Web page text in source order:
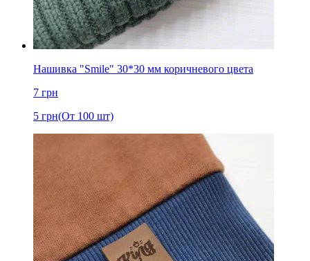
Нашивка "Smile" 30*30 мм коричневого цвета
7 грн
5 грн(От 100 шт)